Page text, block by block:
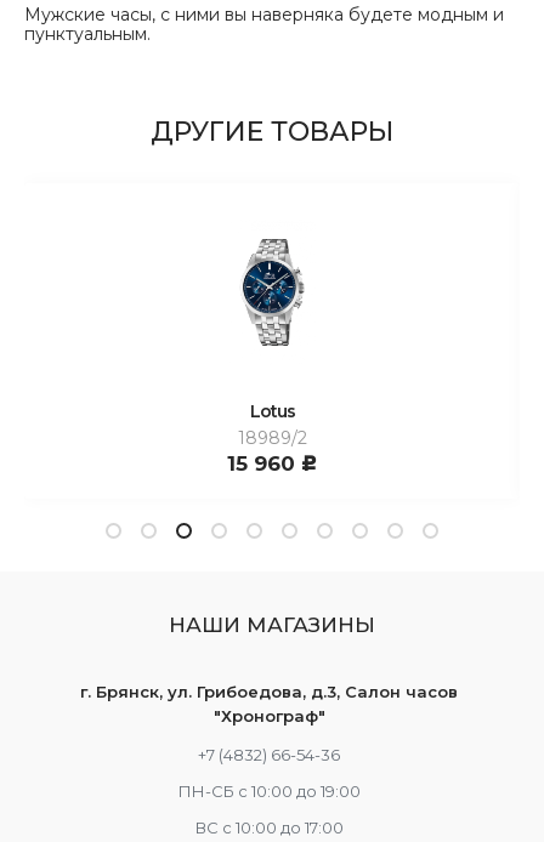
Мужские часы, с ними вы наверняка будете модным и
пунктуальным.
ДРУГИЕ ТОВАРЫ
Lotus
18989/2
15 960 c
НАШИ МАГАЗИНЫ
г. Брянск, ул. Грибоедова, д.3, Салон часов
"Хронограф"
+7 (4832) 66-54-36
ПН-СБ с 10:00 до 19:00
ВС с 10:00 до 17:00